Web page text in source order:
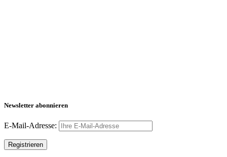
Newsletter abonnieren
E-Mail-Adresse: